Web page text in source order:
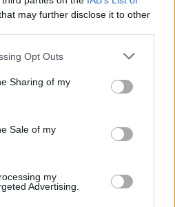
may further disclose it to other
app uses one or more Google
behaviour. You may click to
and its third-party tags to
purposes in below Google
Opt Outs
Sharing of my
Sale of my
my
Advertising.
στιγμή
Μητσοτάκη στις
- Το μισογεμάτο ποτήρι